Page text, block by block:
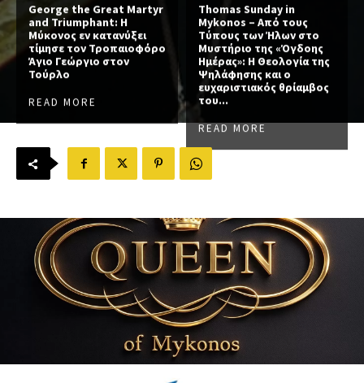
George the Great Martyr
and Triumphant: Η
Μύκονος εν κατανύξει
τίμησε τον Τροπαιοφόρο
Άγιο Γεώργιο στον
Τούρλο
READ MORE
Thomas Sunday in
Mykonos – Από τους
Τύπους των Ήλων στο
Μυστήριο της «Όγδοης
Ημέρας»: Η Θεολογία της
Ψηλάφησης και ο
ευχαριστιακός θρίαμβος
του...
READ MORE